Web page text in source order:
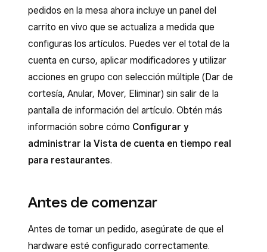
pedidos en la mesa ahora incluye un panel del
carrito en vivo que se actualiza a medida que
configuras los artículos. Puedes ver el total de la
cuenta en curso, aplicar modificadores y utilizar
acciones en grupo con selección múltiple (Dar de
cortesía, Anular, Mover, Eliminar) sin salir de la
pantalla de información del artículo. Obtén más
información sobre cómo Configurar y
administrar la Vista de cuenta en tiempo real
para restaurantes.
Antes de comenzar
Antes de tomar un pedido, asegúrate de que el
hardware esté configurado correctamente.